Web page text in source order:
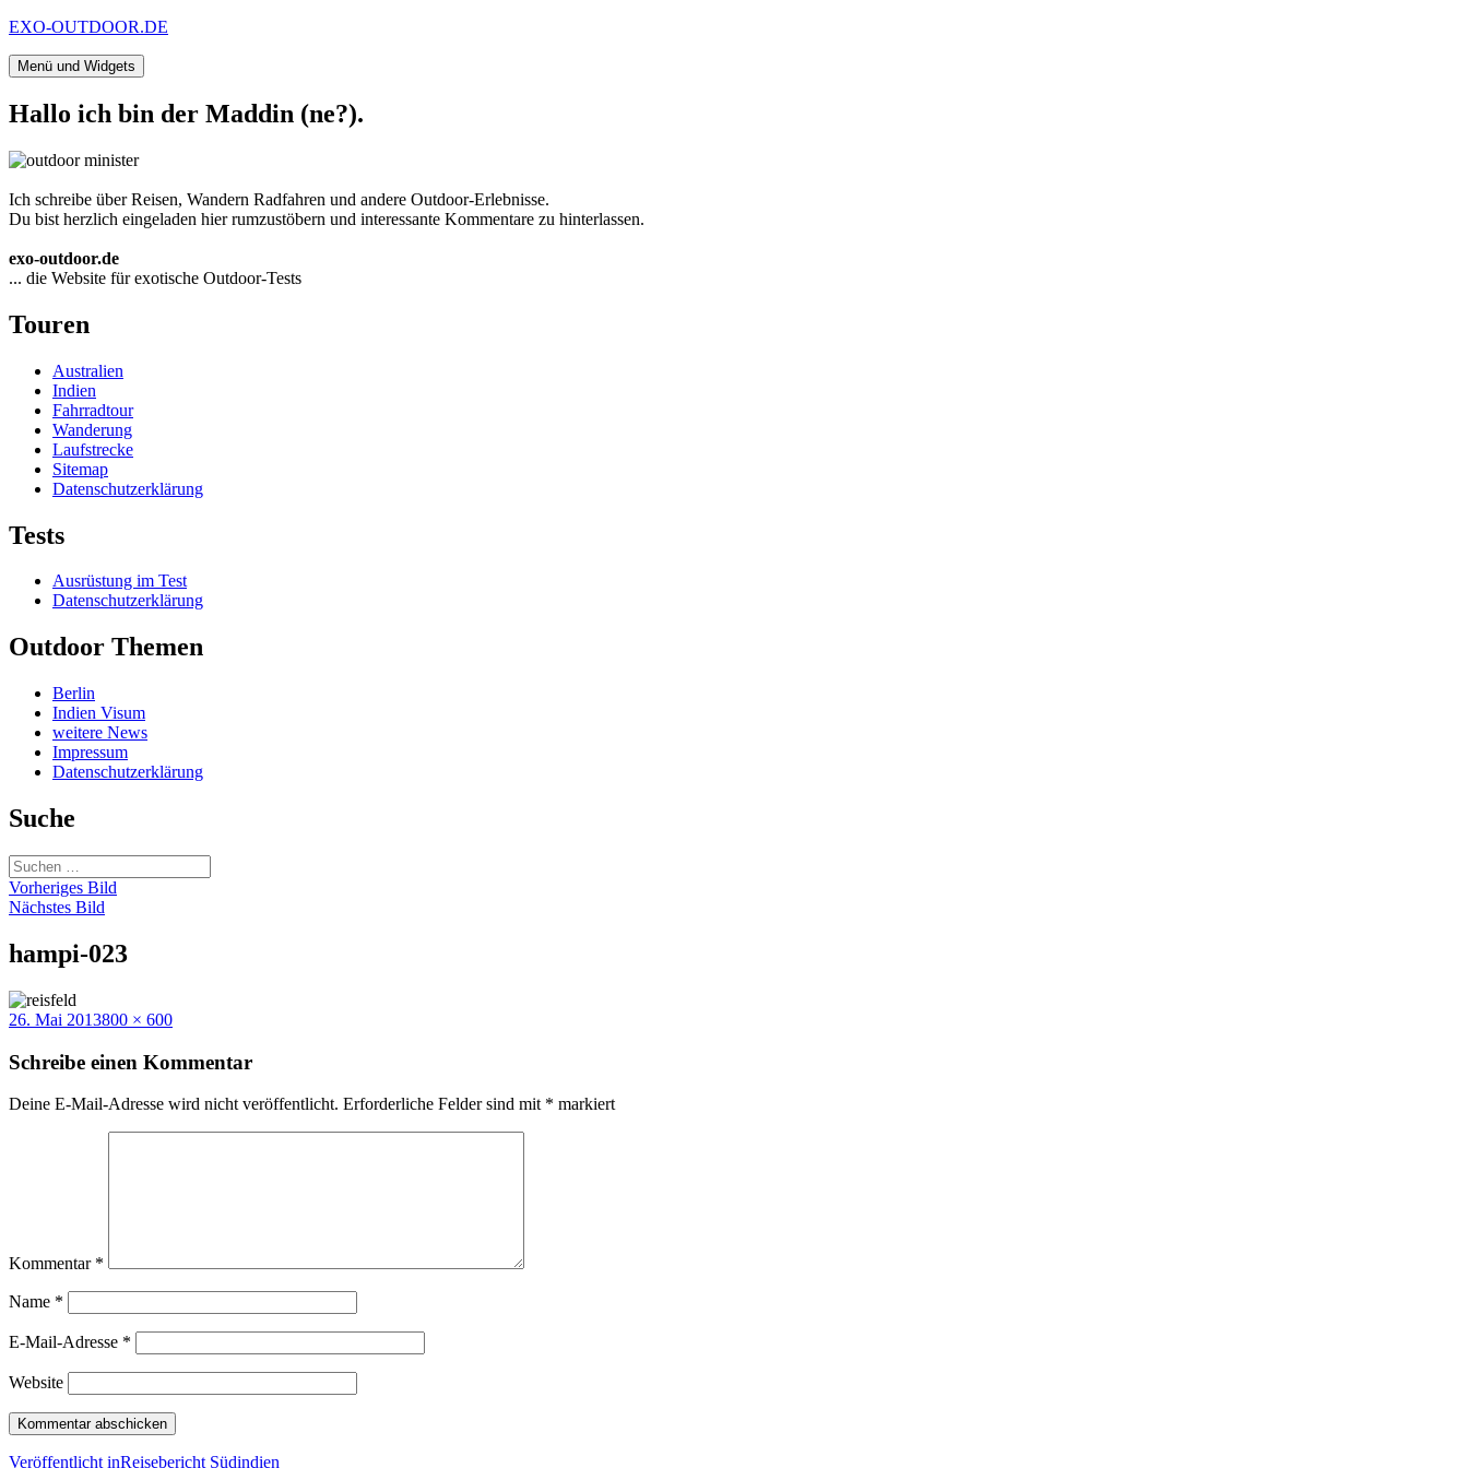
Zum
springen
EXO-OUTDOOR.DE
Menü und Widgets
Hallo ich bin der Maddin (ne?).
Ich schreibe über Reisen, Wandern Radfahren und andere Outdoor-Erlebnisse.
Du bist herzlich eingeladen hier rumzustöbern und interessante Kommentare zu hinterlassen.
exo-outdoor.de
... die Website für exotische Outdoor-Tests
Touren
Australien
Indien
Fahrradtour
Wanderung
Laufstrecke
Sitemap
Datenschutzerklärung
Tests
Ausrüstung im Test
Datenschutzerklärung
Outdoor Themen
Berlin
Indien Visum
weitere News
Impressum
Datenschutzerklärung
Suche
Suchen
nach:
Vorheriges Bild
Nächstes Bild
hampi-023
Veröffentlicht
26. Mai 2013Volle
800 × 600
Schreibe einen Kommentar
Deine E-Mail-Adresse wird nicht veröffentlicht. Erforderliche Felder sind mit * markiert
Kommentar *
Name *
E-Mail-Adresse *
Website
Veröffentlicht inReisebericht Südindien